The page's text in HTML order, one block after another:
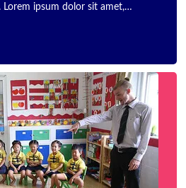
Lorem ipsum dolor sit amet,…